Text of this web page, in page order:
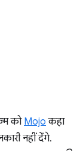
को Mojo कहा
नहीं देंगे.